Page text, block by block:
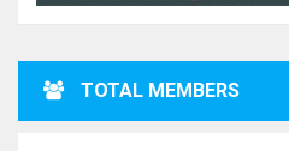
TOTAL MEMBERS